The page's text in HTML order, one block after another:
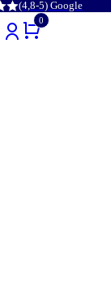
(4,8-5) Google
0